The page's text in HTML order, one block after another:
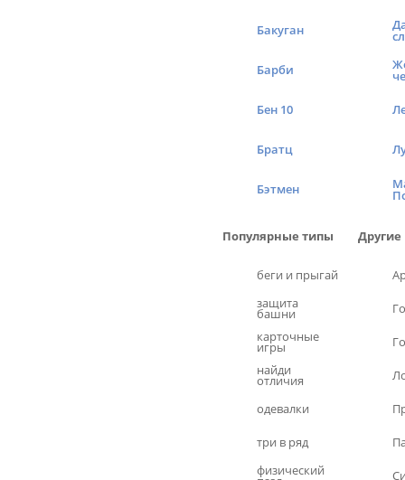
Бакуган
Барби
Бен 10
Братц
Бэтмен
Популярные типы
беги и прыгай
защита
башни
карточные
игры
найди
отличия
одевалки
три в ряд
физический